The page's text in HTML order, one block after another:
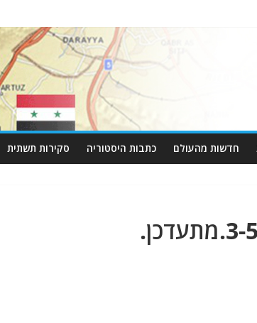
חדשות מהעולם כתבות היסטוריה סקירות תשתית